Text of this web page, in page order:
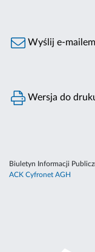
Wyślij e-mailem
Wersja do
Biuletyn Informacji
ACK Cyfronet AGH